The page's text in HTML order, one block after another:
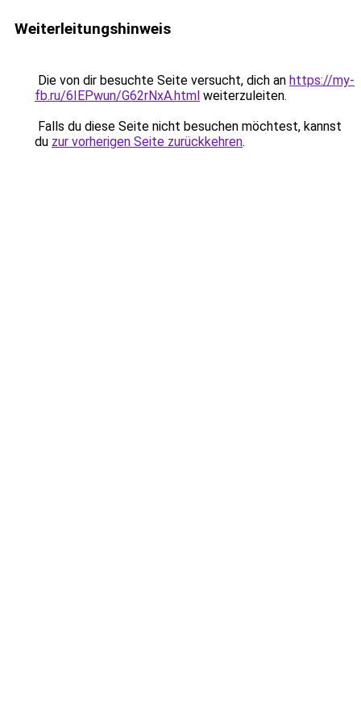
Weiterleitungshinweis
Die von dir besuchte Seite versucht, dich an https://my-
fb.ru/6IEPwun/G62rNxA.html weiterzuleiten.
Falls du diese Seite nicht besuchen möchtest, kannst
du zur vorherigen Seite zurückkehren.